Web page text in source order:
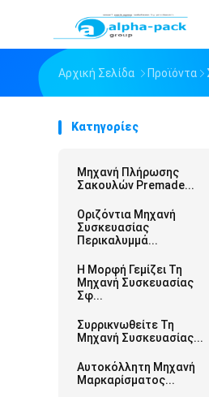
Αρχική Σελίδα Προϊόντα
Κατηγορίες
Μηχανή Πλήρωσης
Σακουλών Premade...
Οριζόντια Μηχανή
Συσκευασίας
Περικαλυμμά...
Η Μορφή Γεμίζει Τη
Μηχανή Συσκευασίας
Σφ...
Συρρικνωθείτε Τη
Μηχανή Συσκευασίας...
Αυτοκόλλητη Μηχανή
Μαρκαρίσματος...